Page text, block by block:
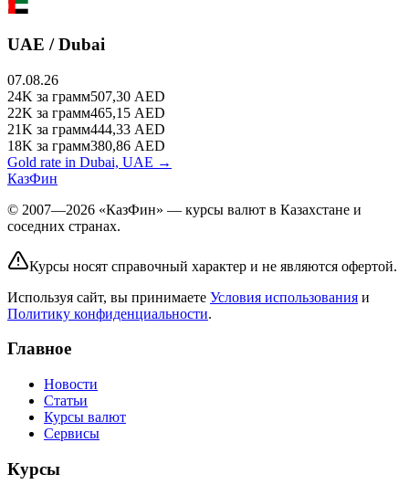
UAE / Dubai
07.08.26
24K за грамм507,30 AED
22K за грамм465,15 AED
21K за грамм444,33 AED
18K за грамм380,86 AED
Gold rate in Dubai, UAE →
КазФин
© 2007—2026 «КазФин» — курсы валют в Казахстане и
соседних странах.
Курсы носят справочный характер и не являются офертой.
Используя сайт, вы принимаете Условия использования и
Политику конфиденциальности.
Главное
Новости
Статьи
Курсы валют
Сервисы
Курсы